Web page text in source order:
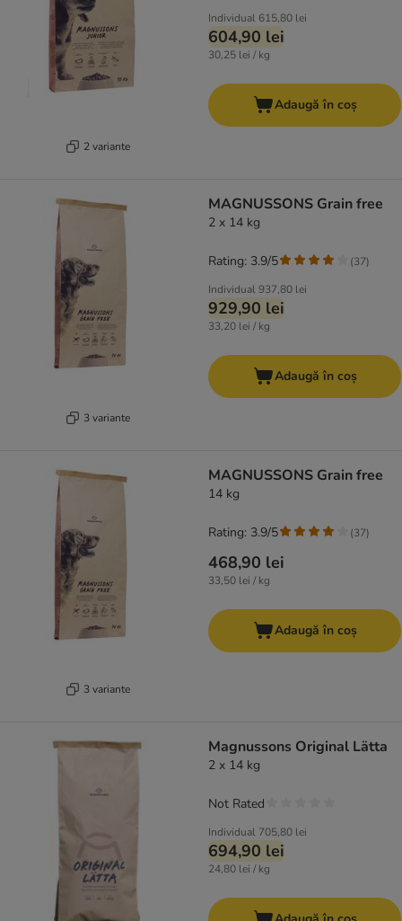
2 variante
Individual 615,80 lei
604,90 lei
30,25 lei / kg
Adaugă în coș
3 variante
MAGNUSSONS Grain free
2 x 14 kg
Individual937,80 lei
929,90 lei
33,20 lei / kg
Rating: 3.9/5 (37)
Adaugă în coș
3 variante
MAGNUSSONS Grain free
14 kg
468,90 lei
33,50 lei / kg
Rating: 3.9/5 (37)
Adaugă în coș
Magnussons Original Lätta
2 x 14 kg
Individual 705,80 lei
694,90 lei
24,80 lei / kg
Not Rated